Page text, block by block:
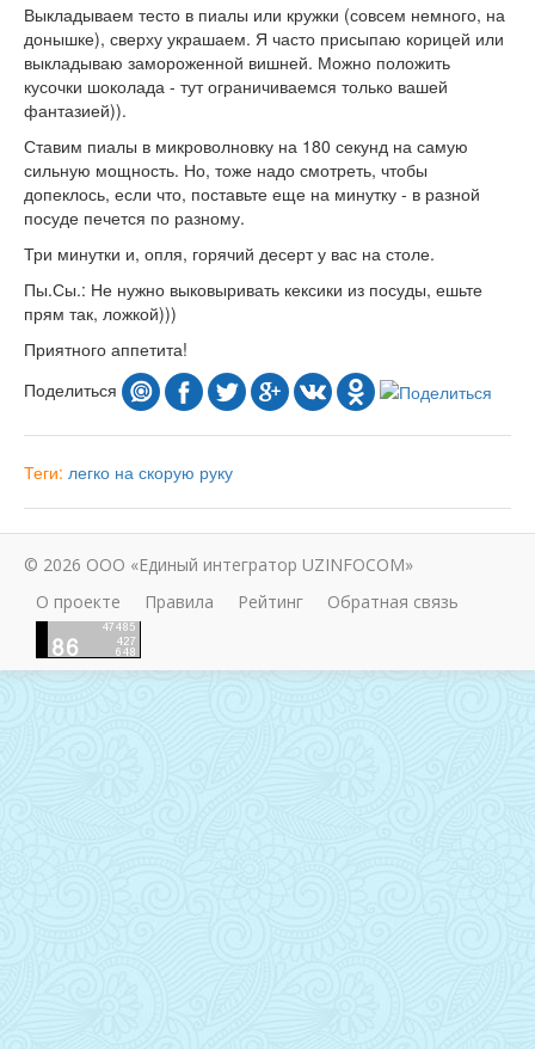
Выкладываем тесто в пиалы или кружки (совсем немного, на
донышке), сверху украшаем. Я часто присыпаю корицей или
выкладываю замороженной вишней. Можно положить
кусочки шоколада - тут ограничиваемся только вашей
фантазией)).
Ставим пиалы в микроволновку на 180 секунд на самую
сильную мощность. Но, тоже надо смотреть, чтобы
допеклось, если что, поставьте еще на минутку - в разной
посуде печется по разному.
Три минутки и, опля, горячий десерт у вас на столе.
Пы.Сы.: Не нужно выковыривать кексики из посуды, ешьте
прям так, ложкой)))
Приятного аппетита!
Поделиться
Теги: легко на скорую руку
© 2026 ООО «Единый интегратор UZINFOCOM»
О проекте
Правила Рейтинг Обратная связь